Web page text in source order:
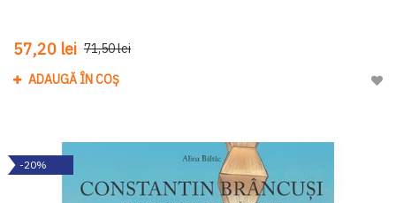
57,20 lei 71,50 lei
ADAUGĂ ÎN COȘ
-20%